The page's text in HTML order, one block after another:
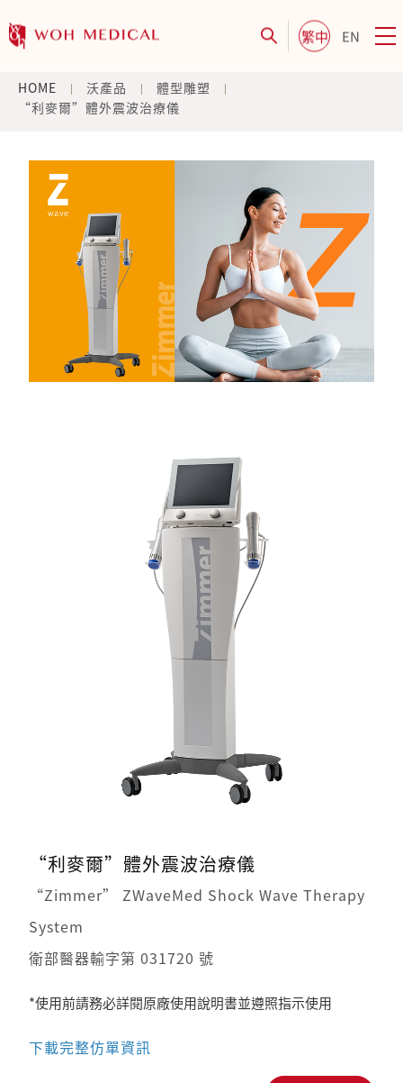
繁中 EN
HOME 沃產品
體型雕塑
“利麥爾”體外震波治療儀
“利麥爾”體外震波治療儀
“Zimmer” ZWaveMed Shock Wave Therapy
System
衛部醫器輸字第 031720 號
*使用前請務必詳閱原廠使用說明書並遵照指示使用
下載完整仿單資訊